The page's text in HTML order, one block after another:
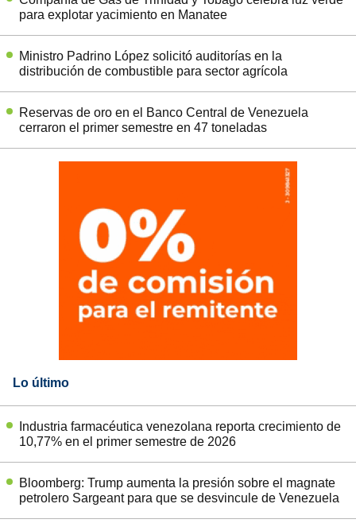
para explotar yacimiento en Manatee
Ministro Padrino López solicitó auditorías en la
distribución de combustible para sector agrícola
Reservas de oro en el Banco Central de Venezuela
cerraron el primer semestre en 47 toneladas
Lo último
Industria farmacéutica venezolana reporta crecimiento de
10,77% en el primer semestre de 2026
Bloomberg: Trump aumenta la presión sobre el magnate
petrolero Sargeant para que se desvincule de Venezuela